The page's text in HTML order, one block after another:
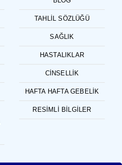
TAHLIL SÖZLÜĞÜ
SAĞLIK
HASTALIKLAR
CINSELLIK
HAFTA HAFTA GEBELIK
RESIMLI BILGILER